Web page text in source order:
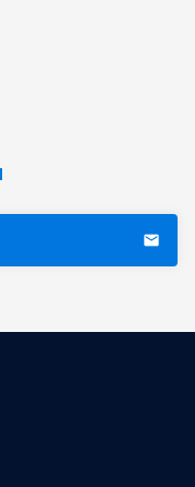
email